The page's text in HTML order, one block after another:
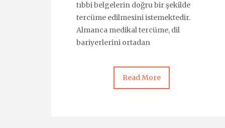
tıbbi belgelerin doğru bir şekilde
tercüme edilmesini istemektedir.
Almanca medikal tercüme, dil
bariyerlerini ortadan
Read More